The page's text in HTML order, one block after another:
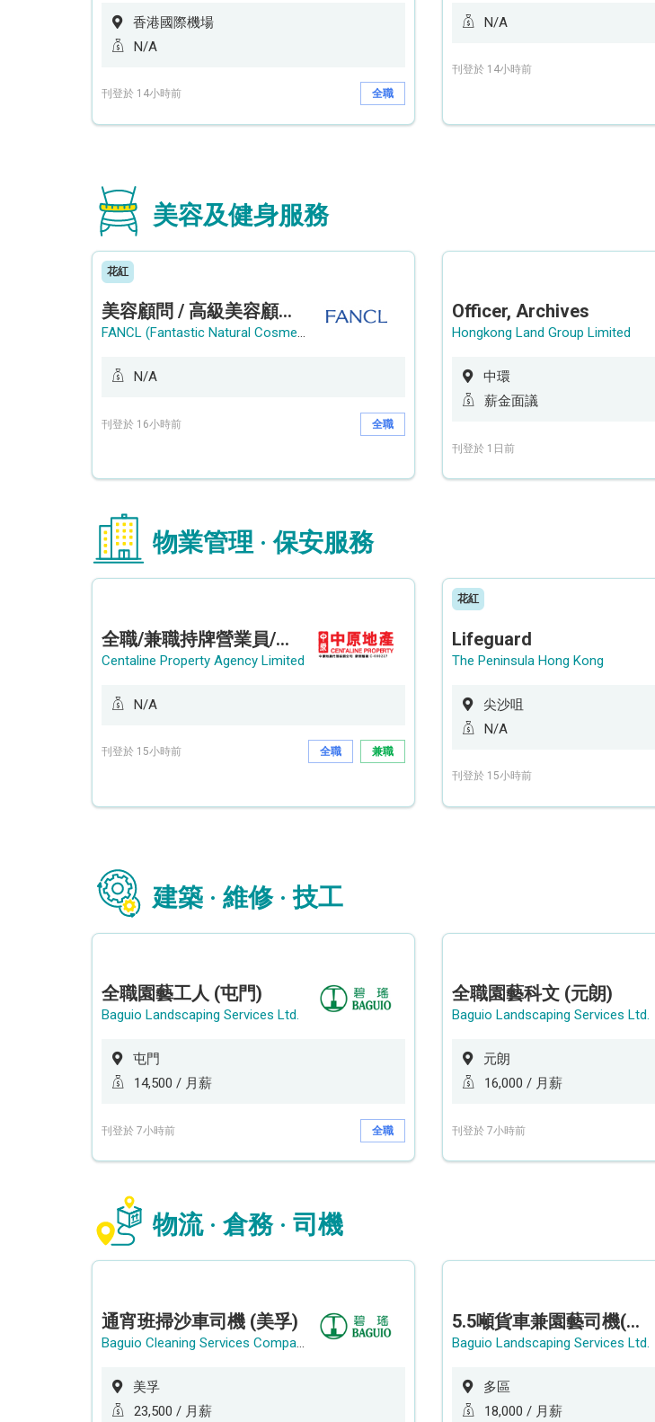
香港國際機場
N/A
刊登於 14小時前 全職
N/A
刊登於 14小時前
美容及健身服務
花紅
美容顧問 / 高級美容顧問 (Beauty Consultant / Senior Beauty Consultant)
FANCL (Fantastic Natural Cosmetics Limited)
N/A
刊登於 16小時前 全職
Officer, Archives
Hongkong Land Group Limited
中環
薪金面議
刊登於 1日前
物業管理 · 保安服務
全職/兼職持牌營業員/持牌地產代理 (長沙灣/將軍澳/油塘)
Centaline Property Agency Limited
N/A
刊登於 15小時前 全職 兼職
花紅
Lifeguard
The Peninsula Hong Kong
尖沙咀
N/A
刊登於 15小時前
建築 · 維修 · 技工
全職園藝工人 (屯門)
Baguio Landscaping Services Ltd.
屯門
14,500 / 月薪
刊登於 7小時前 全職
全職園藝科文 (元朗)
Baguio Landscaping Services Ltd.
元朗
16,000 / 月薪
刊登於 7小時前
物流 · 倉務 · 司機
通宵班掃沙車司機 (美孚)
Baguio Cleaning Services Company Limited
美孚
23,500 / 月薪
5.5噸貨車兼園藝司機(港九新界)
Baguio Landscaping Services Ltd.
多區
18,000 / 月薪